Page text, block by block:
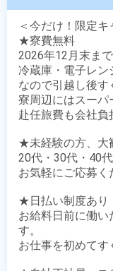
＜今だけ！限定キ
★寮費無料
2026年12月末ま
冷蔵庫・電子レン
なので引越し後す
寮周辺にはスーパ
赴任旅費も会社負
★未経験の方、大
20代・30代・40
お気軽にご応募く
★日払い制度あり
お給料日前に働
す。
お仕事を初めて